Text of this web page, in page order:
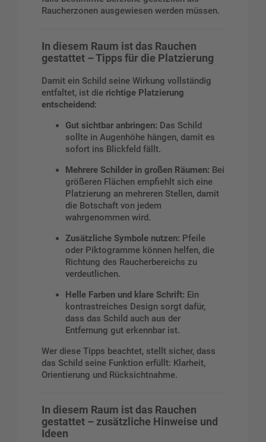
Raucherzonen ausgewiesen werden müssen.
In diesem Raum ist das Rauchen
gestattet – Tipps für die Platzierung
Damit ein Schild seine Wirkung vollständig
entfaltet, ist die richtige Platzierung
entscheidend:
Gut sichtbar anbringen: Das Schild
sollte in Augenhöhe hängen, damit es
sofort ins Blickfeld fällt.
Mehrere Schilder in großen Räumen: Bei
größeren Flächen empfiehlt sich eine
Platzierung an mehreren Stellen, damit
die Botschaft von jedem
wahrgenommen wird.
Zusätzliche Symbole nutzen: Pfeile
oder Piktogramme können helfen, die
Richtung des Raucherbereichs zu
verdeutlichen.
Helle Farben und klare Schrift: Ein
kontrastreiches Design sorgt dafür,
dass das Schild auch aus der
Entfernung gut erkennbar ist.
Wer diese Tipps beachtet, stellt sicher, dass
das Schild seine Funktion erfüllt: Klarheit,
Orientierung und Rücksichtnahme.
In diesem Raum ist das Rauchen
gestattet – zusätzliche Hinweise und
Ideen